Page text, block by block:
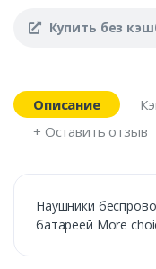
Купить без
Описание
+ Оставить отзыв
Наушники
батареей More